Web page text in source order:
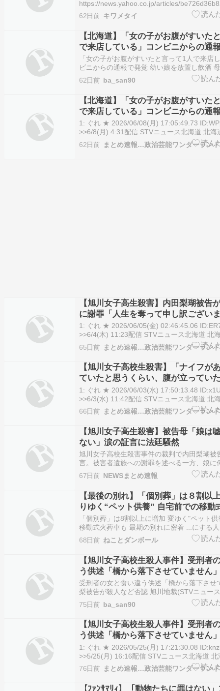
https://news.yahoo.co.jp/articles/
子供が可哀そうですね。（出典 【北海道】
がすいたと言って1人で来店している」コン
で発覚 …
62日前 キワメタイ
【北海道】「女の子がお腹がすいた
で来店している」コンビニからの通
娘を放置し飲酒 母親と交際相手を逮
「女の子がお腹がすいたと言って1人で来店
ビニからの通報で発覚 幼い娘を放置し飲酒
を逮捕 - Yahoo!ニュース 「女の子がお腹が
人で来店している」コンビニからの通報で発
置し飲酒 母親と交際相手を逮捕 Yahoo!ニュ
62日前 ba_san90
【北海道】「女の子がお腹がすいた
で来店している」コンビニからの通
娘を放置し飲酒 母親と交際相手を
1: ぐれ ★ 2026/06/08(月) 17:05:49.73
>>6/8(月) 4:31配信 STVニュース北海道 北海
は２０２６年６月７日、保護責任者遺棄の
【北海道】「女の子がお腹がすいたと言っ
62日前 まとめ速報…政治芸能ワンダーランド
【旭川女子高生殺害】内田梨瑚被告
に謝罪「人生を奪って申し訳ござい
し傍聴席に30秒以上一礼 ★2
1: ぐれ ★ 2026/06/05(金) 02:46:45.06
>>6/4(木) 11:23配信 STVニュース北海道 北
子高校生を橋から転落させ、殺害したなど
【旭川女子高生殺害】内田梨瑚被告が初め
65日前 まとめ速報…政治芸能ワンダーランド
【旭川女子高校生殺害】「ナイフが
ていたと思うくらい、腹が立ってい
被告が橋に向かう前の心境述べる ★2
1: ぐれ ★ 2026/06/03(水) 17:50:13.48
>>6/3(水) 11:42配信 STVニュース北海道 北
子高校生を橋から転落させ、殺害したなど
【旭川女子高校生殺害】「ナイフがあった
66日前 まとめ速報…政治芸能ワンダーランド
【旭川女子高生殺害】被告母「娘は
ない」涙の証言に法廷騒然
旭川女子高校生殺害事件の裁判で内田梨瑚被
言。被害者遺族への謝罪を述べる一方、娘に
上で証言を信じていると語り、法廷で涙を見
もを信じたい気持ちは分かるんだけど、この
い違いが多すぎるんだよな。結局は感情じゃ
断するしかな…
67日前 NEWSまとめ速報
【最後の別れ】「個別葬」は８割以
りゆく“ペット供養” 自宅前での移動
「個別葬」は8割以上に増加 変ゆく"ペット
移動式火葬車も 最期の別れに密着 ...にする
最後のお別れのカタチも多様化しています。
ット供養”を取材しました。ペットはまさに“
68日前 ねことダンボール
【旭川女子高校生殺人事件】受刑者
う供述「橋から落下させていません
告が殺人など否認 旭川地裁
受刑者の女と食い違う供述「橋から落下させ
梨被告が殺人など否認 旭川地裁(STVニュー
Yahoo!ニュース 受刑者の女と食い違う供述
せていない」内田梨瑚被告が殺人など否認
ュース北海道) Yahoo!ニュース (出典:…
75日前 ba_san90
【旭川女子高校生殺人事件】受刑者
う供述「橋から落下させていません
告が殺人など否認 旭川地裁
1: ぐれ ★ 2026/05/25(月) 17:21:30.08
>>5/25(月) 16:16配信 STVニュース北海道
女子高校生を橋から転落させ殺害したなど
【旭川女子高校生殺人事件】受刑者の女と
76日前 まとめ速報…政治芸能ワンダーランド
【ﾌｧﾝｻﾏﾘｨ】「動物たちに罪はない